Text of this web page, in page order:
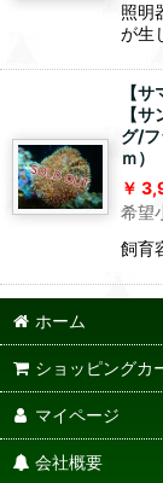
照明
が生
【
【
グ/
ｍ）
希望
飼育
ホーム
ショッピングカ
マイページ
会社概要